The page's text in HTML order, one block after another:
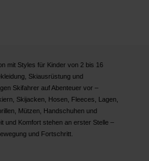
mit Styles für Kinder von 2 bis 16
Skiausrüstung und
Skifahrer auf Abenteuer vor –
Skijacken, Hosen, Fleeces, Lagen,
Mützen, Handschuhen und
und Komfort stehen an erster Stelle –
und Fortschritt.